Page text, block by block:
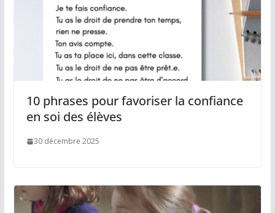
10 phrases pour favoriser la confiance
en soi des élèves
30 décembre 2025